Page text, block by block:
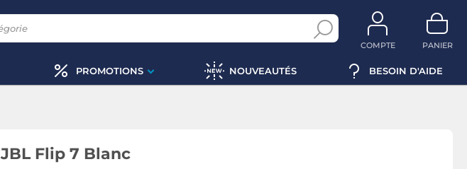
COMPTE PANIER
PROMOTIONS NOUVEAUTÉS BESOIN D'AIDE
JBL Flip 7 Blanc